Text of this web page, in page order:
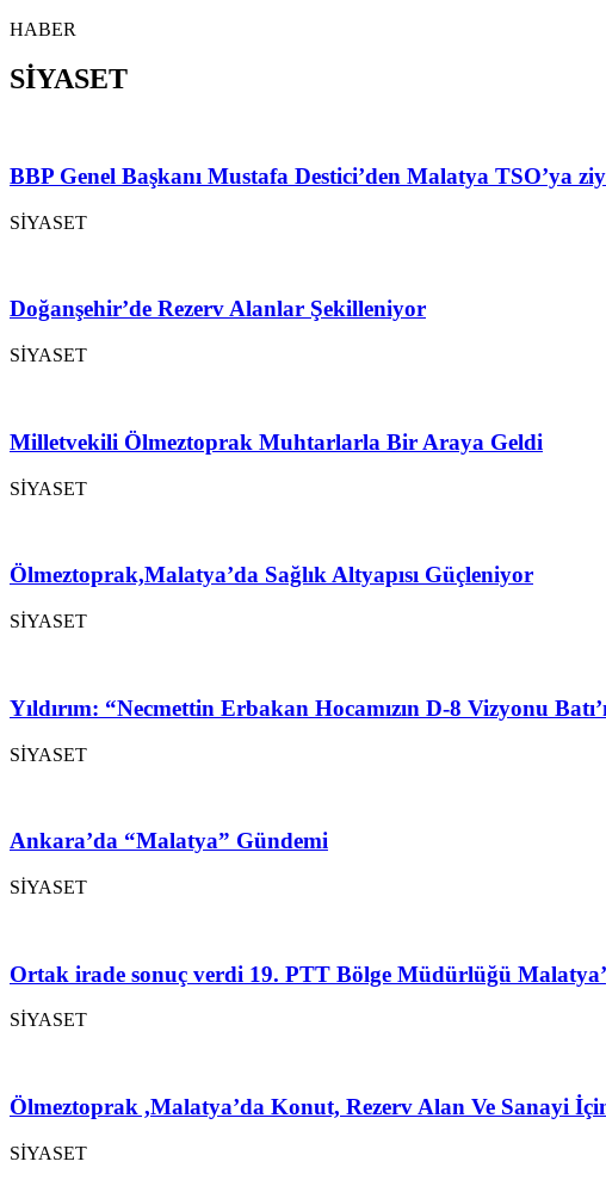
HABER
SİYASET
BBP Genel Başkanı Mustafa Destici’den Malatya TSO’ya
SİYASET
Doğanşehir’de Rezerv Alanlar Şekilleniyor
SİYASET
Milletvekili Ölmeztoprak Muhtarlarla Bir Araya Geldi
SİYASET
Ölmeztoprak,Malatya’da Sağlık Altyapısı Güçleniyor
SİYASET
Yıldırım: “Necmettin Erbakan Hocamızın D-8 Vizyonu
SİYASET
Ankara’da “Malatya” Gündemi
SİYASET
Ortak irade sonuç verdi 19. PTT Bölge Müdürlüğü
SİYASET
Ölmeztoprak ,Malatya’da Konut, Rezerv Alan Ve Sanayi
SİYASET